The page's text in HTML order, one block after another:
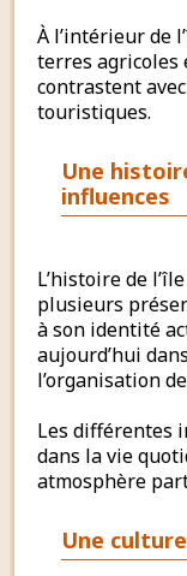
À l’intérieur de
terres agricoles
contrastent
touristiques.
Une
influences
L’histoire de
plusieurs
à son identité
aujourd’hui
l’organisation
Les différentes
dans la vie
atmosphère
Une